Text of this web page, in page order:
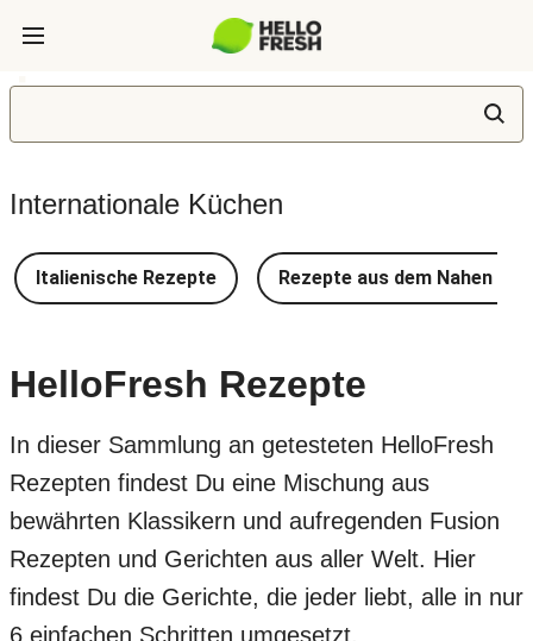
Internationale Küchen
Italienische Rezepte Rezepte aus dem Nahen
HelloFresh Rezepte
In dieser Sammlung an getesteten HelloFresh
Rezepten findest Du eine Mischung aus
bewährten Klassikern und aufregenden Fusion
Rezepten und Gerichten aus aller Welt. Hier
findest Du die Gerichte, die jeder liebt, alle in nur
6 einfachen Schritten umgesetzt.